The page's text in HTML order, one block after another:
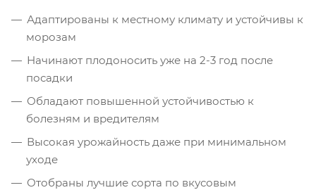
Адаптированы к местному климату и устойчивы к
морозам
Начинают плодоносить уже на 2-3 год после
посадки
Обладают повышенной устойчивостью к
болезням и вредителям
Высокая урожайность даже при минимальном
уходе
Отобраны лучшие сорта по вкусовым